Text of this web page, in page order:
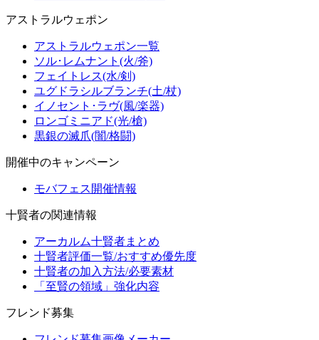
アストラルウェポン
アストラルウェポン一覧
ソル･レムナント(火/斧)
フェイトレス(水/剣)
ユグドラシルブランチ(土/杖)
イノセント･ラヴ(風/楽器)
ロンゴミニアド(光/槍)
黒銀の滅爪(闇/格闘)
開催中のキャンペーン
モバフェス開催情報
十賢者の関連情報
アーカルム十賢者まとめ
十賢者評価一覧/おすすめ優先度
十賢者の加入方法/必要素材
「至賢の領域」強化内容
フレンド募集